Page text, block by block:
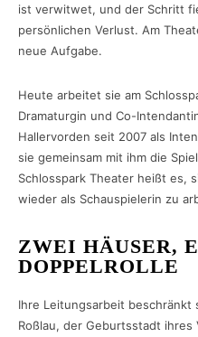
ist verwitwet, und der Schritt
persönlichen Verlust. Am
neue Aufgabe.
Heute arbeitet sie am
Dramaturgin und Co-
Hallervorden seit 2007 als
sie gemeinsam mit ihm die
Schlosspark Theater heißt es,
wieder als Schauspielerin zu
ZWEI HÄUSER,
DOPPELROLLE
Ihre Leitungsarbeit beschränkt
Roßlau, der Geburtsstadt ihres